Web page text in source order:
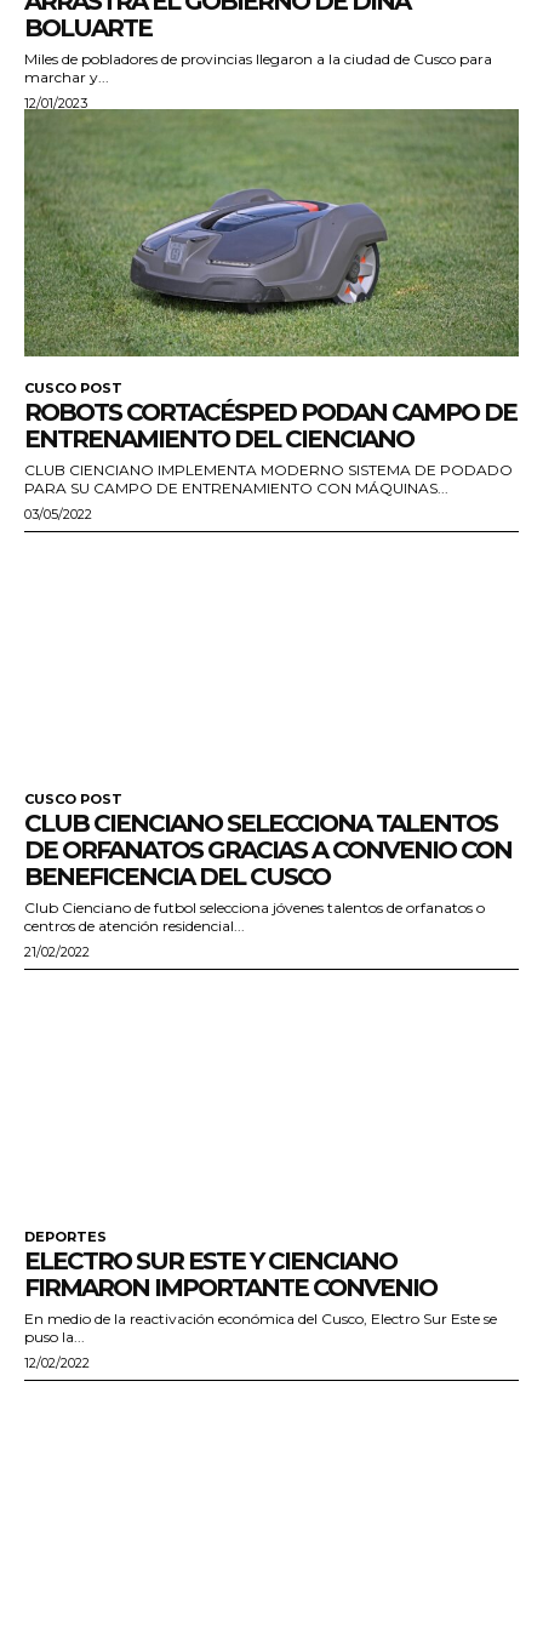
BOLUARTE
Miles de pobladores de provincias llegaron a la ciudad de Cusco para
marchar y...
12/01/2023
CUSCO POST
ROBOTS CORTACÉSPED PODAN CAMPO DE
ENTRENAMIENTO DEL CIENCIANO
CLUB CIENCIANO IMPLEMENTA MODERNO SISTEMA DE PODADO
PARA SU CAMPO DE ENTRENAMIENTO CON MÁQUINAS...
03/05/2022
CUSCO POST
CLUB CIENCIANO SELECCIONA TALENTOS
DE ORFANATOS GRACIAS A CONVENIO CON
BENEFICENCIA DEL CUSCO
Club Cienciano de futbol selecciona jóvenes talentos de orfanatos o
centros de atención residencial...
21/02/2022
DEPORTES
ELECTRO SUR ESTE Y CIENCIANO
FIRMARON IMPORTANTE CONVENIO
En medio de la reactivación económica del Cusco, Electro Sur Este se
puso la...
12/02/2022